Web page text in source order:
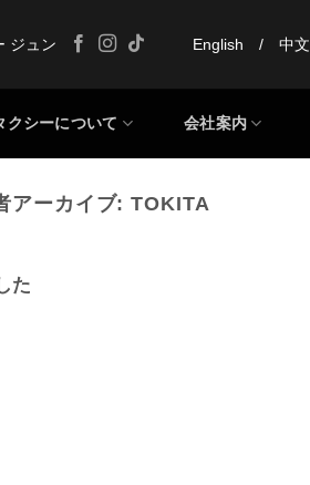
ジュン English / 中文
クシーについて 会社案内
アーカイブ:TOKITA
た